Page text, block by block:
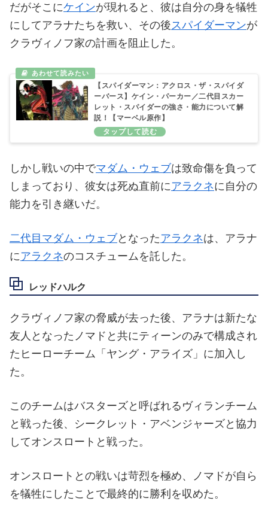
だがそこにケインが現れると、彼は自分の身を犠牲
にしてアラナたちを救い、その後 スパイダーマンが
クラヴィノフ家の計画を阻止した。
【スパイダーマン：アクロス・ザ・スパイダ
ーバース】ケイン・パーカー／二代目スカー
レット・スパイダーの強さ・能力について解
説！【マーベル原作】
しかし戦いの中でマダム・ウェブは致命傷を負って
しまっており、彼女は死ぬ直前にアラクネに自分の
能力を引き継いだ。
二代目マダム・ウェブとなったアラクネは、アラナ
にアラクネのコスチュームを託した。
レッドハルク
クラヴィノフ家の脅威が去った後、アラナは新たな
友人となったノマドと共にティーンのみで構成され
たヒーローチーム「ヤング・アライズ」に加入し
た。
このチームはバスターズと呼ばれるヴィランチーム
と戦った後、シークレット・アベンジャーズと協力
してオンスロートと戦った。
オンスロートとの戦いは苛烈を極め、ノマドが自ら
を犠牲にしたことで最終的に勝利を収めた。